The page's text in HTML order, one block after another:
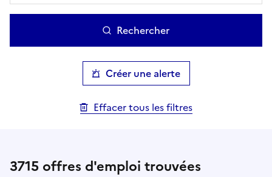
Rechercher
Créer une alerte
Effacer tous les filtres
3715 offres d'emploi trouvées